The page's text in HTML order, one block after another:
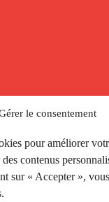
le consentement
pour améliorer
contenus
sur « Accepter »,
vente
Côté Courrier